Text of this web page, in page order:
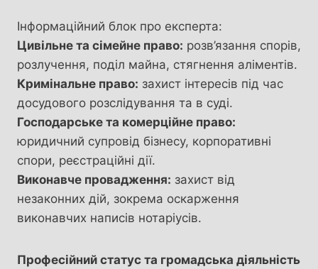
Інформаційний блок про експерта:
Цивільне та сімейне право: розв’язання спорів,
розлучення, поділ майна, стягнення аліментів.
Кримінальне право: захист інтересів під час
досудового розслідування та в суді.
Господарське та комерційне право:
юридичний супровід бізнесу, корпоративні
спори, реєстраційні дії.
Виконавче провадження: захист від
незаконних дій, зокрема оскарження
виконавчих написів нотаріусів.
Професійний статус та громадська діяльність